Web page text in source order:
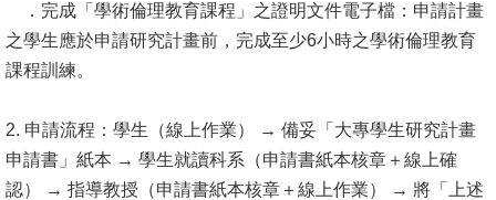
．完成「學術倫理教育課程」之證明文件電子檔：申請計畫
之學生應於申請研究計畫前，完成至少6小時之學術倫理教育
課程訓練。
2. 申請流程：學生（線上作業） → 備妥「大專學生研究計畫
申請書」紙本 → 學生就讀科系（申請書紙本核章＋線上確
認） → 指導教授（申請書紙本核章＋線上作業） → 將「上述